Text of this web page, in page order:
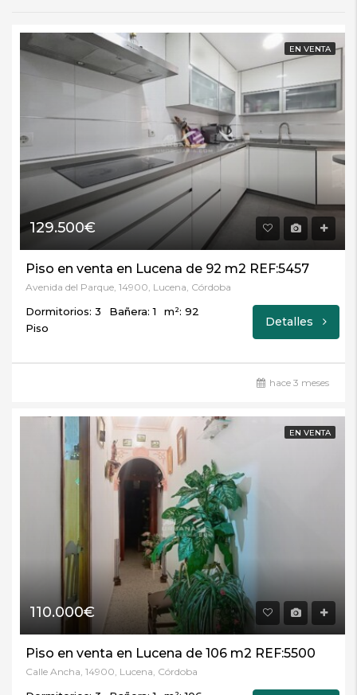
EN VENTA
129.500€
Piso en venta en Lucena de 92 m2 REF:5457
Avenida del Parque, 14900, Lucena, Córdoba
Dormitorios: 3 Bañera: 1
m²: 92
Piso
Detalles
hace 3 meses
EN VENTA
110.000€
Piso en venta en Lucena de 106 m2 REF:5500
Calle Ancha, 14900, Lucena, Córdoba